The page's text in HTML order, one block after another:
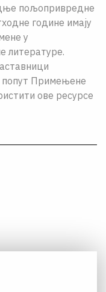
пољопривредне
године имају
у
литературе.
попут Примењене
ове ресурсе